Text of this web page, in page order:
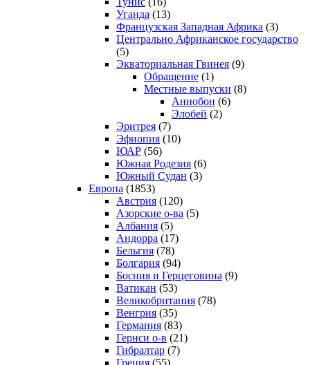
Уганда (13)
Французская Западная Африка (3)
Центрально Африканское государство
(5)
Экваториальная Гвинея (9)
Обращение (1)
Местные выпуски (8)
Аннобон (6)
Элобей (2)
Эритрея (7)
Эфиопия (10)
ЮАР (56)
Южная Родезия (6)
Южный Судан (3)
Европа (1853)
Австрия (120)
Азорские о-ва (5)
Албания (5)
Андорра (17)
Бельгия (78)
Болгария (94)
Босния и Герцеговина (9)
Ватикан (53)
Великобритания (78)
Венгрия (35)
Германия (83)
Гернси о-в (21)
Гибралтар (7)
Греция (55)